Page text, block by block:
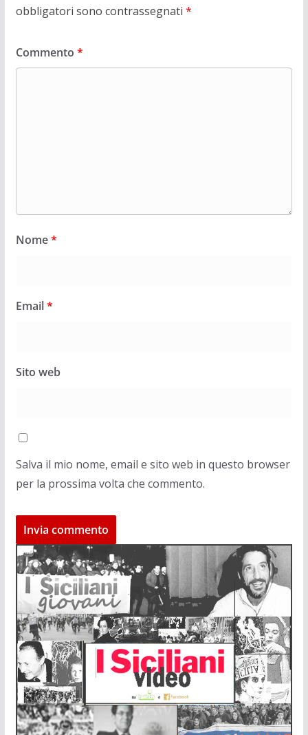
obbligatori sono contrassegnati *
Commento *
Nome*
Email*
Sito web
Salva il mio nome, email e sito web in questo browser
per la prossima volta che commento.